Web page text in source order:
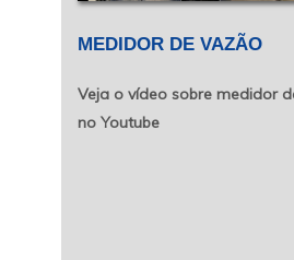
MEDIDOR DE VAZÃO
Veja o vídeo sobre medidor
no Youtube